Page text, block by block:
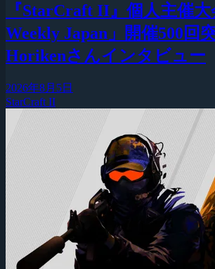
『StarCraft II』個人主催
Weekly Japan」開催500回
Horikenさんインタビュー
2026年8月5日
StarCraft II